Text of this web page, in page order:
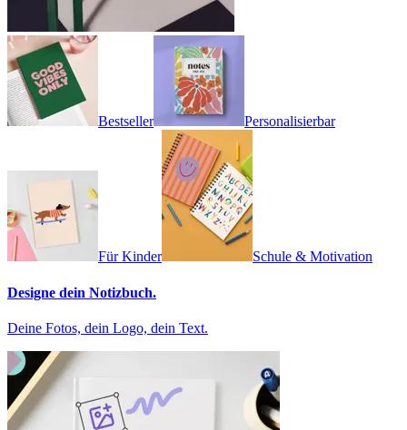
Bestseller Personalisierbar
Für Kinder Schule & Motivation
Designe dein Notizbuch.
Deine Fotos, dein Logo, dein Text.